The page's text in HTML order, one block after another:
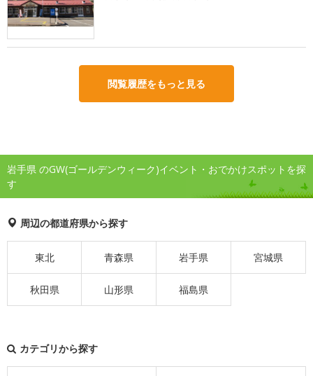
閲覧履歴をもっと見る
岩手県 のGW(ゴールデンウィーク)イベント・おでかけスポットを探
す
周辺の都道府県から探す
東北 青森県 岩手県 宮城県
秋田県 山形県 福島県
カテゴリから探す